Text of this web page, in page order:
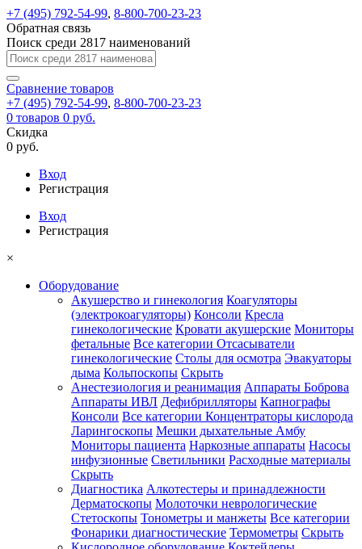
+7 (495) 792-54-99, 8-800-700-23-23
Обратная связь
Поиск среди 2817 наименований
Сравнение товаров
+7 (495) 792-54-99, 8-800-700-23-23
0 товаров 0 руб.
Скидка
0 руб.
Вход
Регистрация
Вход
Регистрация
×
Оборудование
Акушерство и гинекология Коагуляторы
(электрокоагуляторы) Консоли Кресла
гинекологические Кровати акушерские Мониторы
фетальные Все категории Отсасыватели
гинекологические Столы для осмотра Эвакуаторы
дыма Кольпоскопы Скрыть
Анестезиология и реанимация Аппараты Боброва
Аппараты ИВЛ Дефибрилляторы Капнографы
Консоли Все категории Концентраторы кислорода
Ларингоскопы Мешки дыхательные Амбу
Мониторы пациента Наркозные аппараты Насосы
инфузионные Светильники Расходные материалы
Скрыть
Диагностика Алкотестеры и принадлежности
Дерматоскопы Молоточки неврологические
Стетоскопы Тонометры и манжеты Все категории
Фонарики диагностические Термометры Скрыть